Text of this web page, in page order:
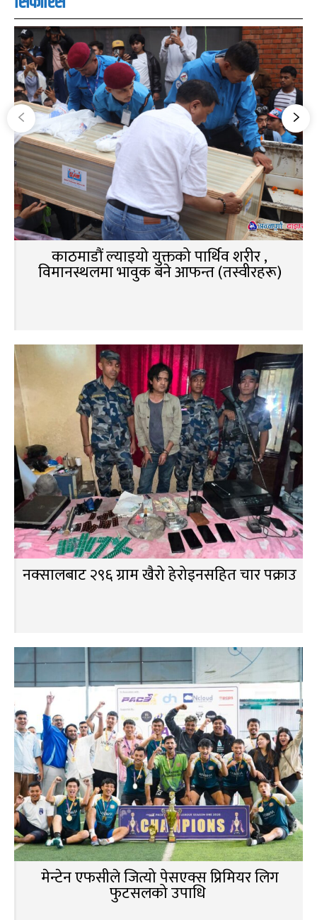
काठमाडौं ल्याइयो युक्तको पार्थिव शरीर ,
विमानस्थलमा भावुक बने आफन्त (तस्वीरहरू)
नक्सालबाट २९६ ग्राम खैरो हेरोइनसहित चार पक्राउ
मेन्टेन एफसीले जित्यो पेसएक्स प्रिमियर लिग
फुटसलको उपाधि